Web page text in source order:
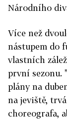
Národního
Více než
nástupem do
vlastních
první sezonu.
plány na
na jeviště,
choreografa,